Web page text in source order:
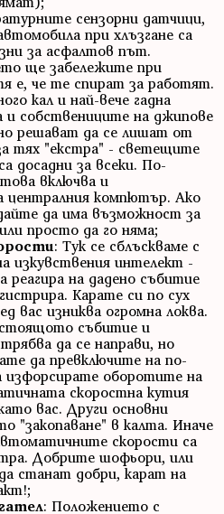
сензорни датчици,
при хлъзгане са
за асфалтов път.
ще забележите при
е, че те спират за работят.
кал и най-вече гадна
и собствениците на джипове
решават да се лишат от
тях "екстра" - светещите
досадни за всеки. По-
включва и
централния компютър. Ако
да има възможност за
просто да го няма;
: Тук се сблъскваме с
изкувствения интелект -
на дадено събитие
Карате си по сух
вас изниква огромна локва.
събитие и
да се направи, но
да превключите на по-
изфорсирате оборотите на
скоростна кутия
вас. Други основни
"закопаване" в калта. Иначе
скорости са
Добрите шофьори, или
станат добри, карат на
: Положението с